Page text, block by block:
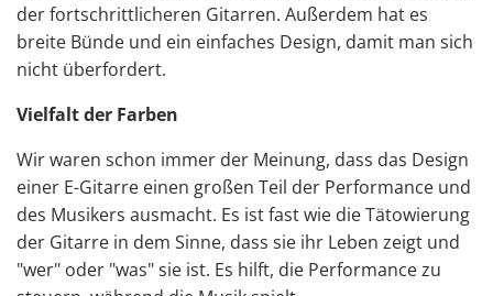
der fortschrittlicheren Gitarren. Außerdem hat es
breite Bünde und ein einfaches Design, damit man sich
nicht überfordert.
Vielfalt der Farben
Wir waren schon immer der Meinung, dass das Design
einer E-Gitarre einen großen Teil der Performance und
des Musikers ausmacht. Es ist fast wie die Tätowierung
der Gitarre in dem Sinne, dass sie ihr Leben zeigt und
"wer" oder "was" sie ist. Es hilft, die Performance zu